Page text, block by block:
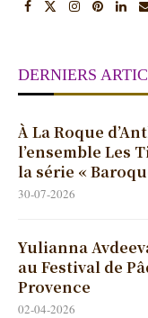
DERNIERS
À La Roque
l’ensemble Les
la série «
30-07-2026
Yulianna
au Festival de
Provence
02-04-2026